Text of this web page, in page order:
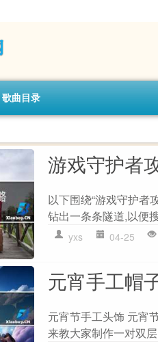
歌曲目录
游戏守护者
以下围绕“游戏守护者
钻出一条条隧道,以便
yxs 04-25
元宵手工帽
元宵节手工头饰 元宵
来教大家制作一对双